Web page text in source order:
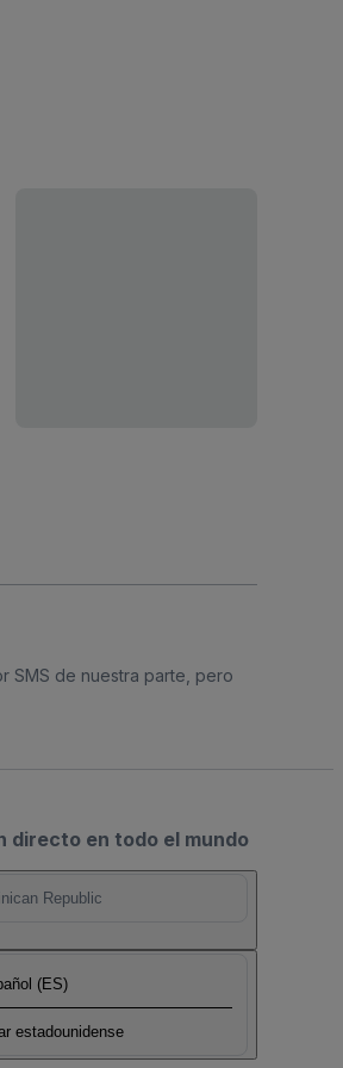
SMS de nuestra parte, pero
directo en todo el mundo
Republic
(ES)
estadounidense